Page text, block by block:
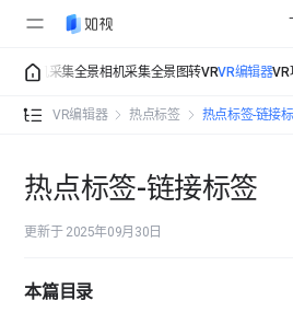
手机采集全景相机采集全景图转VRVR编辑器VR
VR编辑器 热点标签 热点标签-链接
VR编辑器 功能总览
详细信息-空间信息
界面展示
界面展示-视角设置
热点标签-标签总览
热点标签-链接标签
更新于 2025年09月30日
本篇目录